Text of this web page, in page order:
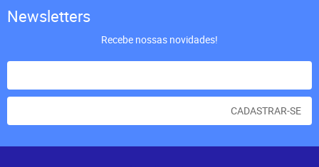
Newsletters
Recebe nossas novidades!
CADASTRAR-SE